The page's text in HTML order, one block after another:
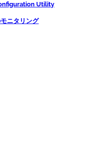
Utility
ニタリング